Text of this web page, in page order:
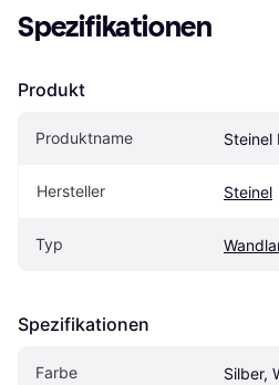
Spezifikationen
Produkt
Produktname Steinel
Hersteller Steinel
Typ
Spezifikationen
Farbe Silber,